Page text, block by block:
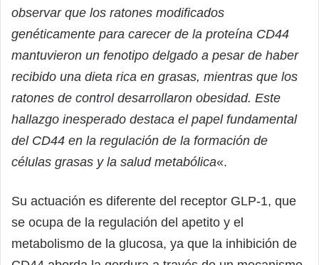
observar que los ratones modificados
genéticamente para carecer de la proteína CD44
mantuvieron un fenotipo delgado a pesar de haber
recibido una dieta rica en grasas, mientras que los
ratones de control desarrollaron obesidad. Este
hallazgo inesperado destaca el papel fundamental
del CD44 en la regulación de la formación de
células grasas y la salud metabólica«.
Su actuación es diferente del receptor GLP-1, que
se ocupa de la regulación del apetito y el
metabolismo de la glucosa, ya que la inhibición de